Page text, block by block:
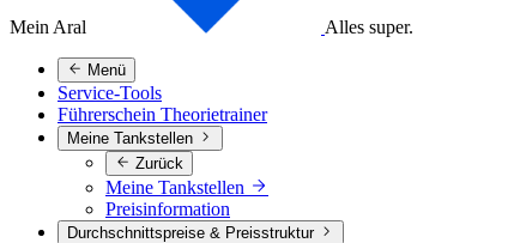
Mein Aral Alles super.
Menü
Service-Tools
Führerschein Theorietrainer
Meine Tankstellen
Zurück
Meine Tankstellen
Preisinformation
Durchschnittspreise & Preisstruktur